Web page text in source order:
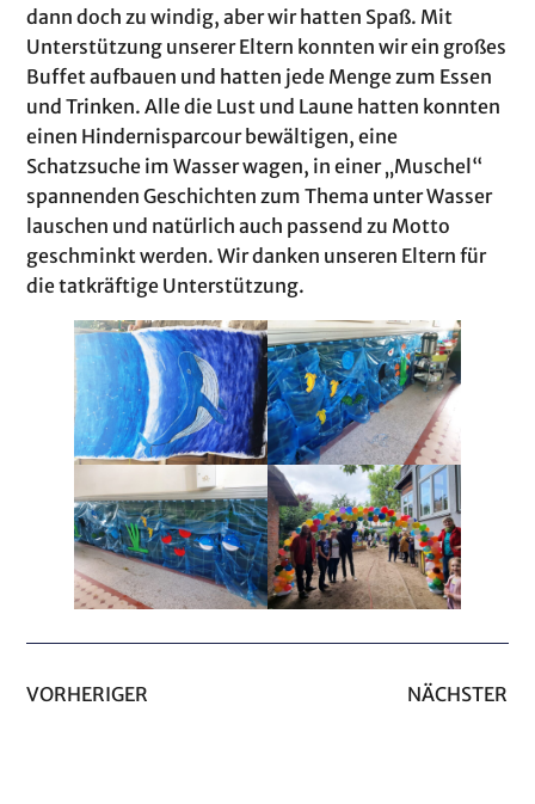
dann doch zu windig, aber wir hatten Spaß. Mit
Unterstützung unserer Eltern konnten wir ein großes
Buffet aufbauen und hatten jede Menge zum Essen
und Trinken. Alle die Lust und Laune hatten konnten
einen Hindernisparcour bewältigen, eine
Schatzsuche im Wasser wagen, in einer „Muschel“
spannenden Geschichten zum Thema unter Wasser
lauschen und natürlich auch passend zu Motto
geschminkt werden. Wir danken unseren Eltern für
die tatkräftige Unterstützung.
VORHERIGER NÄCHSTER